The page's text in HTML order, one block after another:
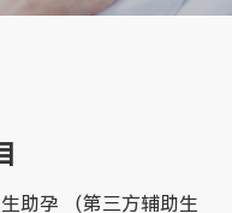
助孕 （第三方辅助生